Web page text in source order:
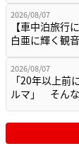
2026/08/07
【車中泊旅行
白亜に輝く観
2026/08/07
「20年以上前
ルマ」 そん